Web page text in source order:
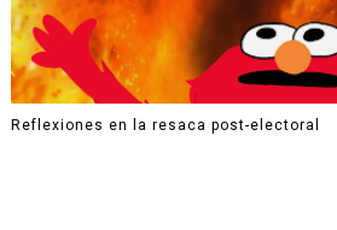
Reflexiones en la resaca post-electoral